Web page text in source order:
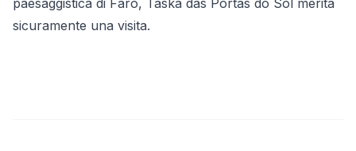
sicuramente una visita.